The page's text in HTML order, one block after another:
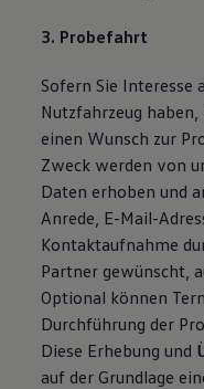
3. Probefahrt
Sofern Sie Interesse
Nutzfahrzeug
einen Wunsch zur
Zweck werden von
Daten erhoben und
Anrede, E-Mail-
Kontaktaufnahme
Partner gewünscht,
Optional können
Durchführung der
Diese Erhebung
auf der Grundlage